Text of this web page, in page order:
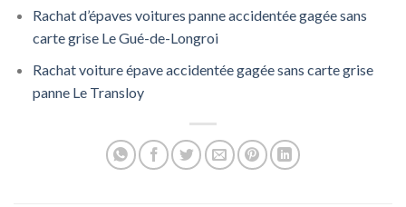
Rachat d’épaves voitures panne accidentée gagée sans
carte grise Le Gué-de-Longroi
Rachat voiture épave accidentée gagée sans carte grise
panne Le Transloy